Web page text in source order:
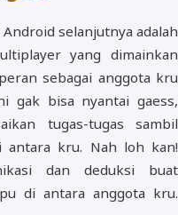
selanjutnya adalah
yang dimainkan
sebagai anggota kru
gak bisa nyantai gaess,
tugas-tugas sambil
antara kru. Nah loh kan!
dan deduksi buat
di antara anggota kru.